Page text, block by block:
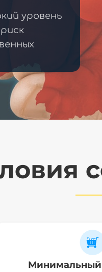
уровень
Минимальный